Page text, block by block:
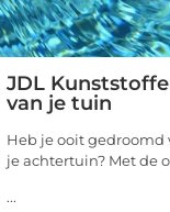
JDL
van je tuin
Heb je ooit gedroomd
je achtertuin? Met de
...